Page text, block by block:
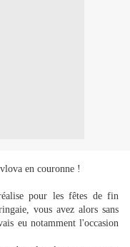
en couronne !
pour les fêtes de fin
vous avez alors sans
eu notamment l'occasion